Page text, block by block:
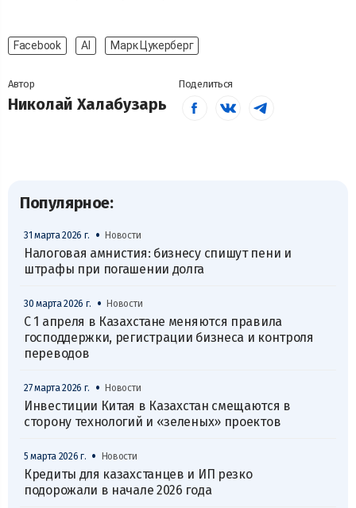
Facebook AI Марк Цукерберг
Автор
Николай Халабузарь
Поделиться
Популярное:
31 марта 2026 г. • Новости
Налоговая амнистия: бизнесу спишут пени и
штрафы при погашении долга
30 марта 2026 г. • Новости
С 1 апреля в Казахстане меняются правила
господдержки, регистрации бизнеса и контроля
переводов
27 марта 2026 г. • Новости
Инвестиции Китая в Казахстан смещаются в
сторону технологий и «зеленых» проектов
5 марта 2026 г. • Новости
Кредиты для казахстанцев и ИП резко
подорожали в начале 2026 года